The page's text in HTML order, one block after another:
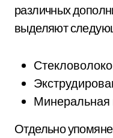
различных
выделяют
Минеральная
Отдельно